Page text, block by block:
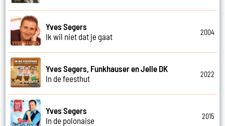
Yves Segers
Ik wil niet dat je gaat
2004
Yves Segers, Funkhauser en Jelle DK
In de feesthut
2022
Yves Segers
In de polonaise
2015